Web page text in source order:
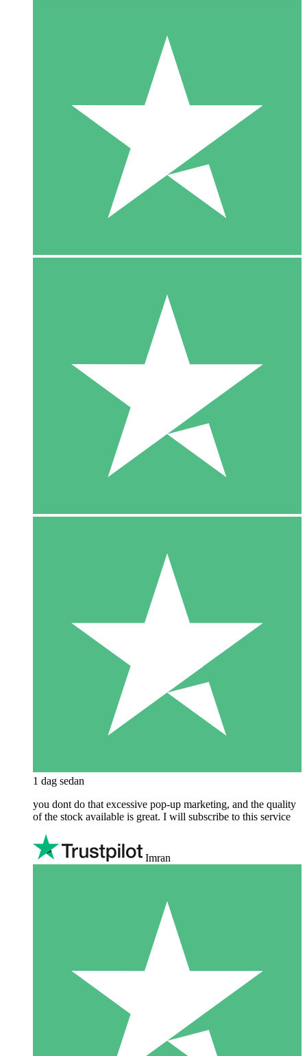
1 dag sedan
you dont do that excessive pop-up marketing, and the quality
of the stock available is great. I will subscribe to this service
Imran